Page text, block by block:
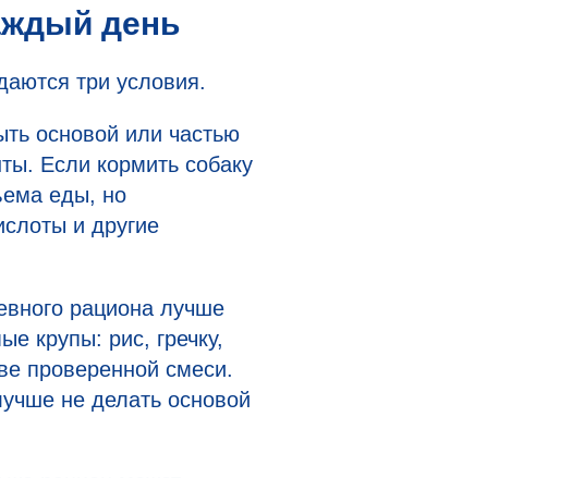
день
три условия.
основой или частью
Если кормить собаку
еды, но
и другие
рациона лучше
крупы: рис, гречку,
проверенной смеси.
не делать основой